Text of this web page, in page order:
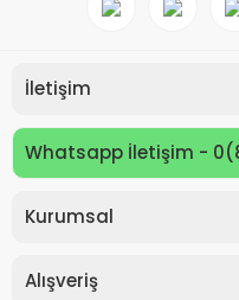
İletişim
Whatsapp İletişim -
Kurumsal
Alışveriş